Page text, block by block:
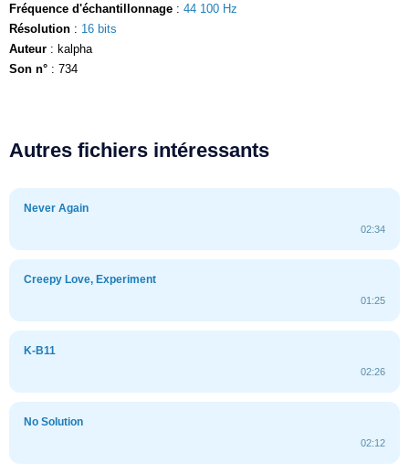
Fréquence d'échantillonnage : 44 100 Hz
Résolution : 16 bits
Auteur : kalpha
Son n° : 734
Autres fichiers intéressants
Never Again
02:34
Creepy Love, Experiment
01:25
K-B11
02:26
No Solution
02:12